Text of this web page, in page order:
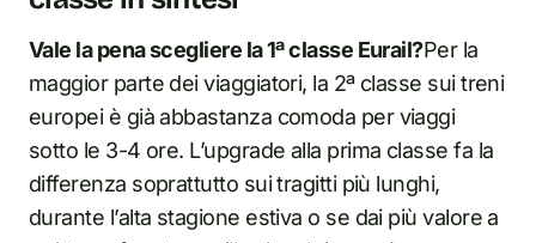
Vale la pena scegliere la 1ª classe Eurail?Per la
maggior parte dei viaggiatori, la 2ª classe sui treni
europei è già abbastanza comoda per viaggi
sotto le 3-4 ore. L’upgrade alla prima classe fa la
differenza soprattutto sui tragitti più lunghi,
durante l’alta stagione estiva o se dai più valore a